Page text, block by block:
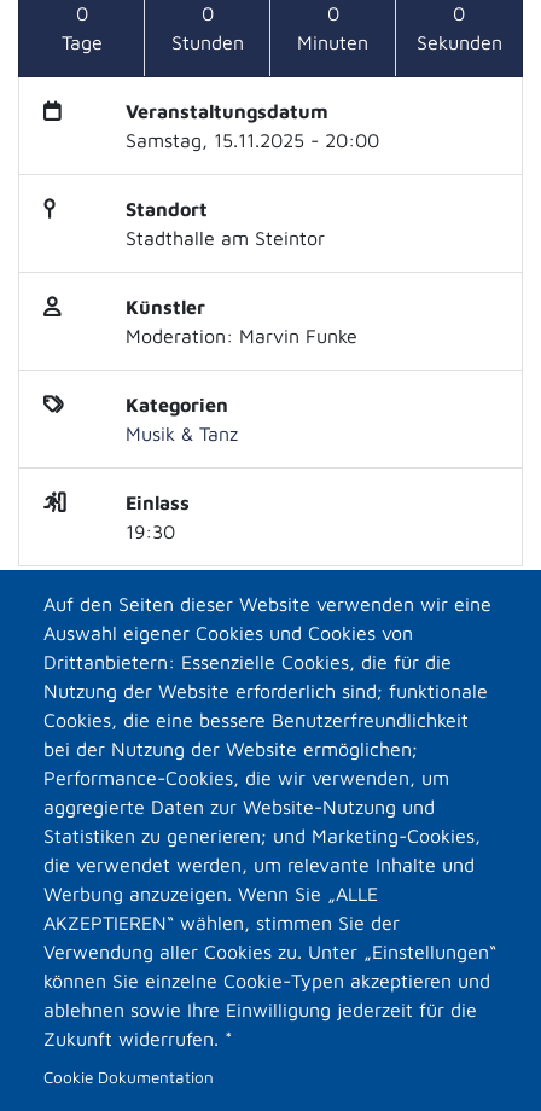
Auf den Seiten dieser Website verwenden wir eine
Auswahl eigener Cookies und Cookies von
Drittanbietern: Essenzielle Cookies, die für die
Nutzung der Website erforderlich sind; funktionale
Cookies, die eine bessere Benutzerfreundlichkeit
bei der Nutzung der Website ermöglichen;
Performance-Cookies, die wir verwenden, um
aggregierte Daten zur Website-Nutzung und
Statistiken zu generieren; und Marketing-Cookies,
die verwendet werden, um relevante Inhalte und
Werbung anzuzeigen. Wenn Sie „ALLE
AKZEPTIEREN“ wählen, stimmen Sie der
Verwendung aller Cookies zu. Unter „Einstellungen“
können Sie einzelne Cookie-Typen akzeptieren und
ablehnen sowie Ihre Einwilligung jederzeit für die
Zukunft widerrufen. *
Cookie Dokumentation
0
Tage
0
Stunden
0
Minuten
0
Sekunden
Veranstaltungsdatum
Samstag, 15.11.2025 - 20:00
Standort
Stadthalle am Steintor
Künstler
Moderation: Marvin Funke
Kategorien
Musik & Tanz
Einlass
19:30